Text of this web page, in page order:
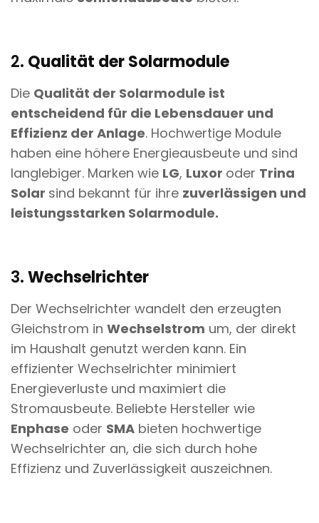
2. Qualität der Solarmodule
Die Qualität der Solarmodule ist
entscheidend für die Lebensdauer und
Effizienz der Anlage. Hochwertige Module
haben eine höhere Energieausbeute und sind
langlebiger. Marken wie LG, Luxor oder Trina
Solar sind bekannt für ihre zuverlässigen und
leistungsstarken Solarmodule.
3.Wechselrichter
Der Wechselrichter wandelt den erzeugten
Gleichstrom in Wechselstrom um, der direkt
im Haushalt genutzt werden kann. Ein
effizienter Wechselrichter minimiert
Energieverluste und maximiert die
Stromausbeute. Beliebte Hersteller wie
Enphase oder SMA bieten hochwertige
Wechselrichter an, die sich durch hohe
Effizienz und Zuverlässigkeit auszeichnen.